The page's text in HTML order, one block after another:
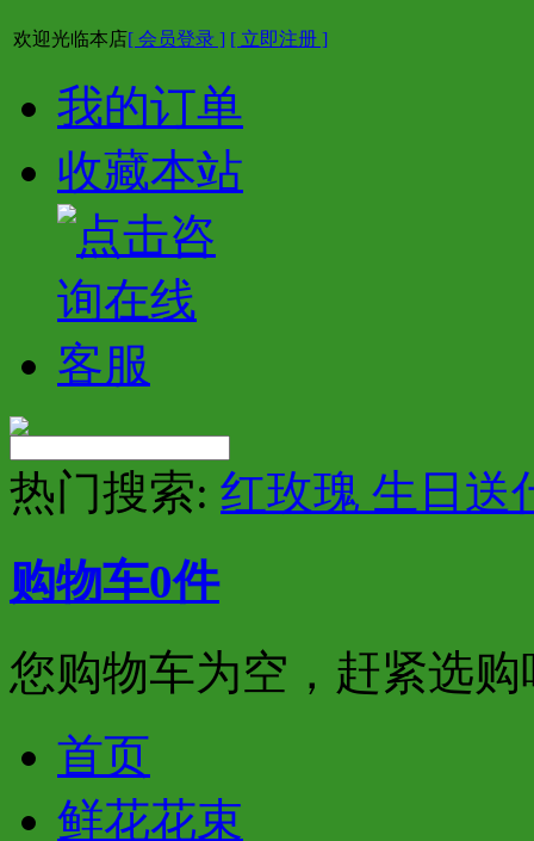
欢迎光临本店[ 会员登录 ] [ 立即注册 ]
我的订单
收藏本站
热门搜索: 红玫瑰 生日送
购物车0件
您购物车为空，赶紧选购
首页
鲜花花束